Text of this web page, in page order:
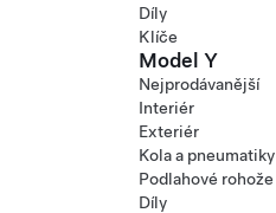
Díly
Klíče
Model Y
Nejprodávanější
Interiér
Exteriér
Kola a pneumatiky
Podlahové rohože
Díly